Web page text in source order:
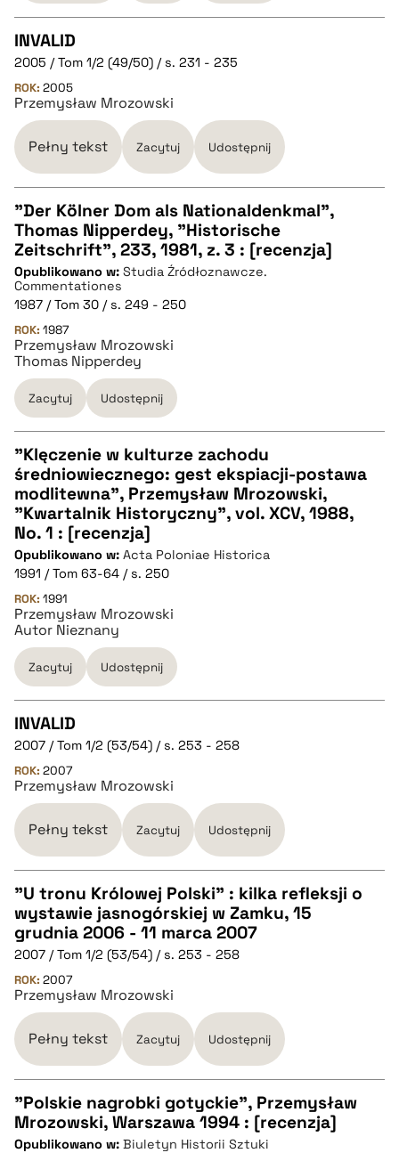
CZYSTY TEKST
pobierz cytat
pobierz cytat
INVALID
2005 / Tom 1/2 (49/50) / s. 231 - 235
ROK: 2005
Przemysław Mrozowski
Pełny tekst Zacytuj Udostępnij
CZYSTY TEKST
pobierz cytat
BIBTEX
pobierz cytat
"Der Kölner Dom als Nationaldenkmal",
Thomas Nipperdey, "Historische
Zeitschrift", 233, 1981, z. 3 : [recenzja]
Opublikowano w: Studia Źródłoznawcze.
Commentationes
1987 / Tom 30 / s. 249 - 250
ROK: 1987
Przemysław Mrozowski
Thomas Nipperdey
Zacytuj Udostępnij
CZYSTY TEKST
pobierz cytat
BIBTEX
pobierz cytat
"Klęczenie w kulturze zachodu
średniowiecznego: gest ekspiacji-postawa
modlitewna", Przemysław Mrozowski,
"Kwartalnik Historyczny", vol. XCV, 1988,
No. 1 : [recenzja]
Opublikowano w: Acta Poloniae Historica
1991 / Tom 63-64 / s. 250
ROK: 1991
Przemysław Mrozowski
Autor Nieznany
Zacytuj Udostępnij
CZYSTY TEKST
pobierz cytat
pobierz cytat
INVALID
2007 / Tom 1/2 (53/54) / s. 253 - 258
ROK: 2007
Przemysław Mrozowski
Pełny tekst Zacytuj Udostępnij
CZYSTY TEKST
pobierz cytat
BIBTEX
pobierz cytat
"U tronu Królowej Polski" : kilka refleksji o
wystawie jasnogórskiej w Zamku, 15
grudnia 2006 - 11 marca 2007
2007 / Tom 1/2 (53/54) / s. 253 - 258
ROK: 2007
Przemysław Mrozowski
Pełny tekst Zacytuj Udostępnij
CZYSTY TEKST
"Polskie nagrobki gotyckie", Przemysław
Mrozowski, Warszawa 1994 : [recenzja]
Opublikowano w: Biuletyn Historii Sztuki